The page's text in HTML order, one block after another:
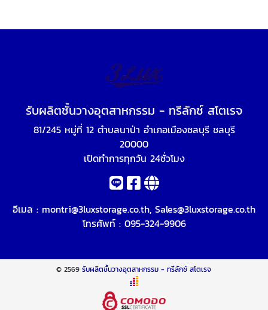
รับผลิตชั้นวางอุตสาหกรรม - ทรีลักซ์ สโตเรจ
81/245 หมู่ที่ 12 ตำบลนาป่า อำเภอเมืองชลบุรี ชลบุรี
20000
เปิดทำการทุกวัน 24ชั่วโมง
อีเมล : montri@3luxstorage.co.th, Sales@3luxstorage.co.th
โทรศัพท์ : 095-324-9906
© 2569รับผลิตชั้นวางอุตสาหกรรม - ทรีลักซ์ สโตเรจ